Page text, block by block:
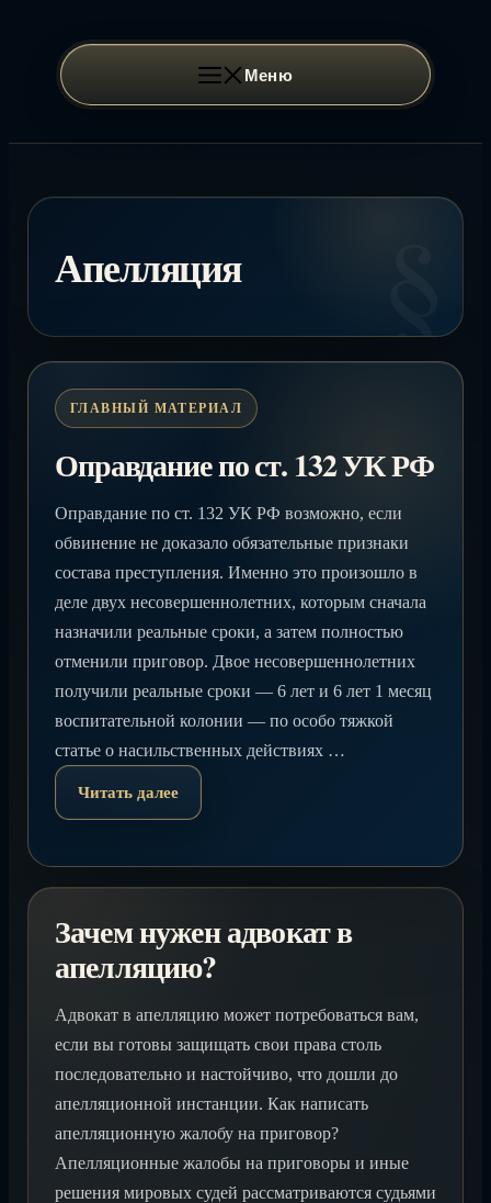
содержимому
Меню
Апелляция
Оправдание по ст. 132 УК РФ
Оправдание по ст. 132 УК РФ возможно, если
обвинение не доказало обязательные признаки
состава преступления. Именно это произошло в
деле двух несовершеннолетних, которым сначала
назначили реальные сроки, а затем полностью
отменили приговор. Двое несовершеннолетних
получили реальные сроки — 6 лет и 6 лет 1 месяц
воспитательной колонии — по особо тяжкой
статье о насильственных действиях …
Читать далее
Зачем нужен адвокат в
апелляцию?
Адвокат в апелляцию может потребоваться вам,
если вы готовы защищать свои права столь
последовательно и настойчиво, что дошли до
апелляционной инстанции. Как написать
апелляционную жалобу на приговор?
Апелляционные жалобы на приговоры и иные
решения мировых судей рассматриваются судьями